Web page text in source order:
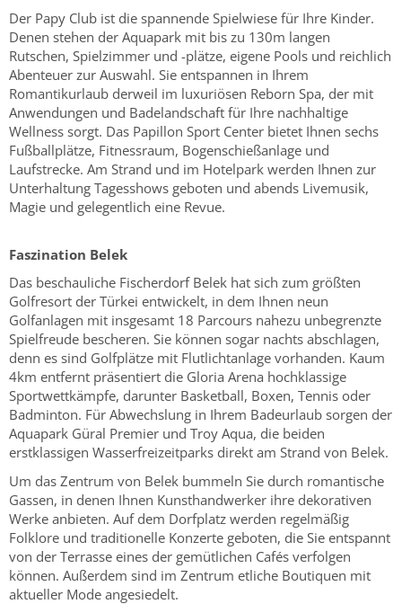
Der Papy Club ist die spannende Spielwiese für Ihre Kinder.
Denen stehen der Aquapark mit bis zu 130m langen
Rutschen, Spielzimmer und -plätze, eigene Pools und reichlich
Abenteuer zur Auswahl. Sie entspannen in Ihrem
Romantikurlaub derweil im luxuriösen Reborn Spa, der mit
Anwendungen und Badelandschaft für Ihre nachhaltige
Wellness sorgt. Das Papillon Sport Center bietet Ihnen sechs
Fußballplätze, Fitnessraum, Bogenschießanlage und
Laufstrecke. Am Strand und im Hotelpark werden Ihnen zur
Unterhaltung Tagesshows geboten und abends Livemusik,
Magie und gelegentlich eine Revue.
Faszination Belek
Das beschauliche Fischerdorf Belek hat sich zum größten
Golfresort der Türkei entwickelt, in dem Ihnen neun
Golfanlagen mit insgesamt 18 Parcours nahezu unbegrenzte
Spielfreude bescheren. Sie können sogar nachts abschlagen,
denn es sind Golfplätze mit Flutlichtanlage vorhanden. Kaum
4km entfernt präsentiert die Gloria Arena hochklassige
Sportwettkämpfe, darunter Basketball, Boxen, Tennis oder
Badminton. Für Abwechslung in Ihrem Badeurlaub sorgen der
Aquapark Güral Premier und Troy Aqua, die beiden
erstklassigen Wasserfreizeitparks direkt am Strand von Belek.
Um das Zentrum von Belek bummeln Sie durch romantische
Gassen, in denen Ihnen Kunsthandwerker ihre dekorativen
Werke anbieten. Auf dem Dorfplatz werden regelmäßig
Folklore und traditionelle Konzerte geboten, die Sie entspannt
von der Terrasse eines der gemütlichen Cafés verfolgen
können. Außerdem sind im Zentrum etliche Boutiquen mit
aktueller Mode angesiedelt.